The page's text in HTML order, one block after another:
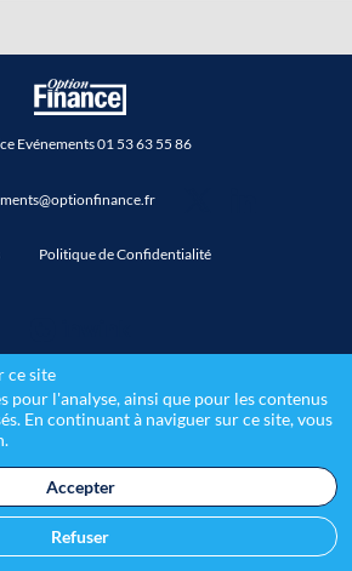
Evénements 01 53 63 55 86
Politique de Confidentialité
ce site
pour l'analyse, ainsi que pour les contenus
En continuant à naviguer sur ce site, vous
Accepter
Refuser